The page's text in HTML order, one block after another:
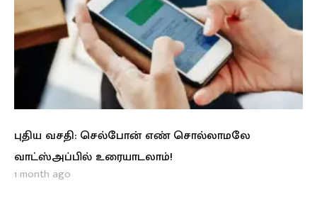
புதிய வசதி: செல்போன் எண் சொல்லாமலே
வாட்ஸ்அப்பில் உரையாடலாம்!
1 month ago